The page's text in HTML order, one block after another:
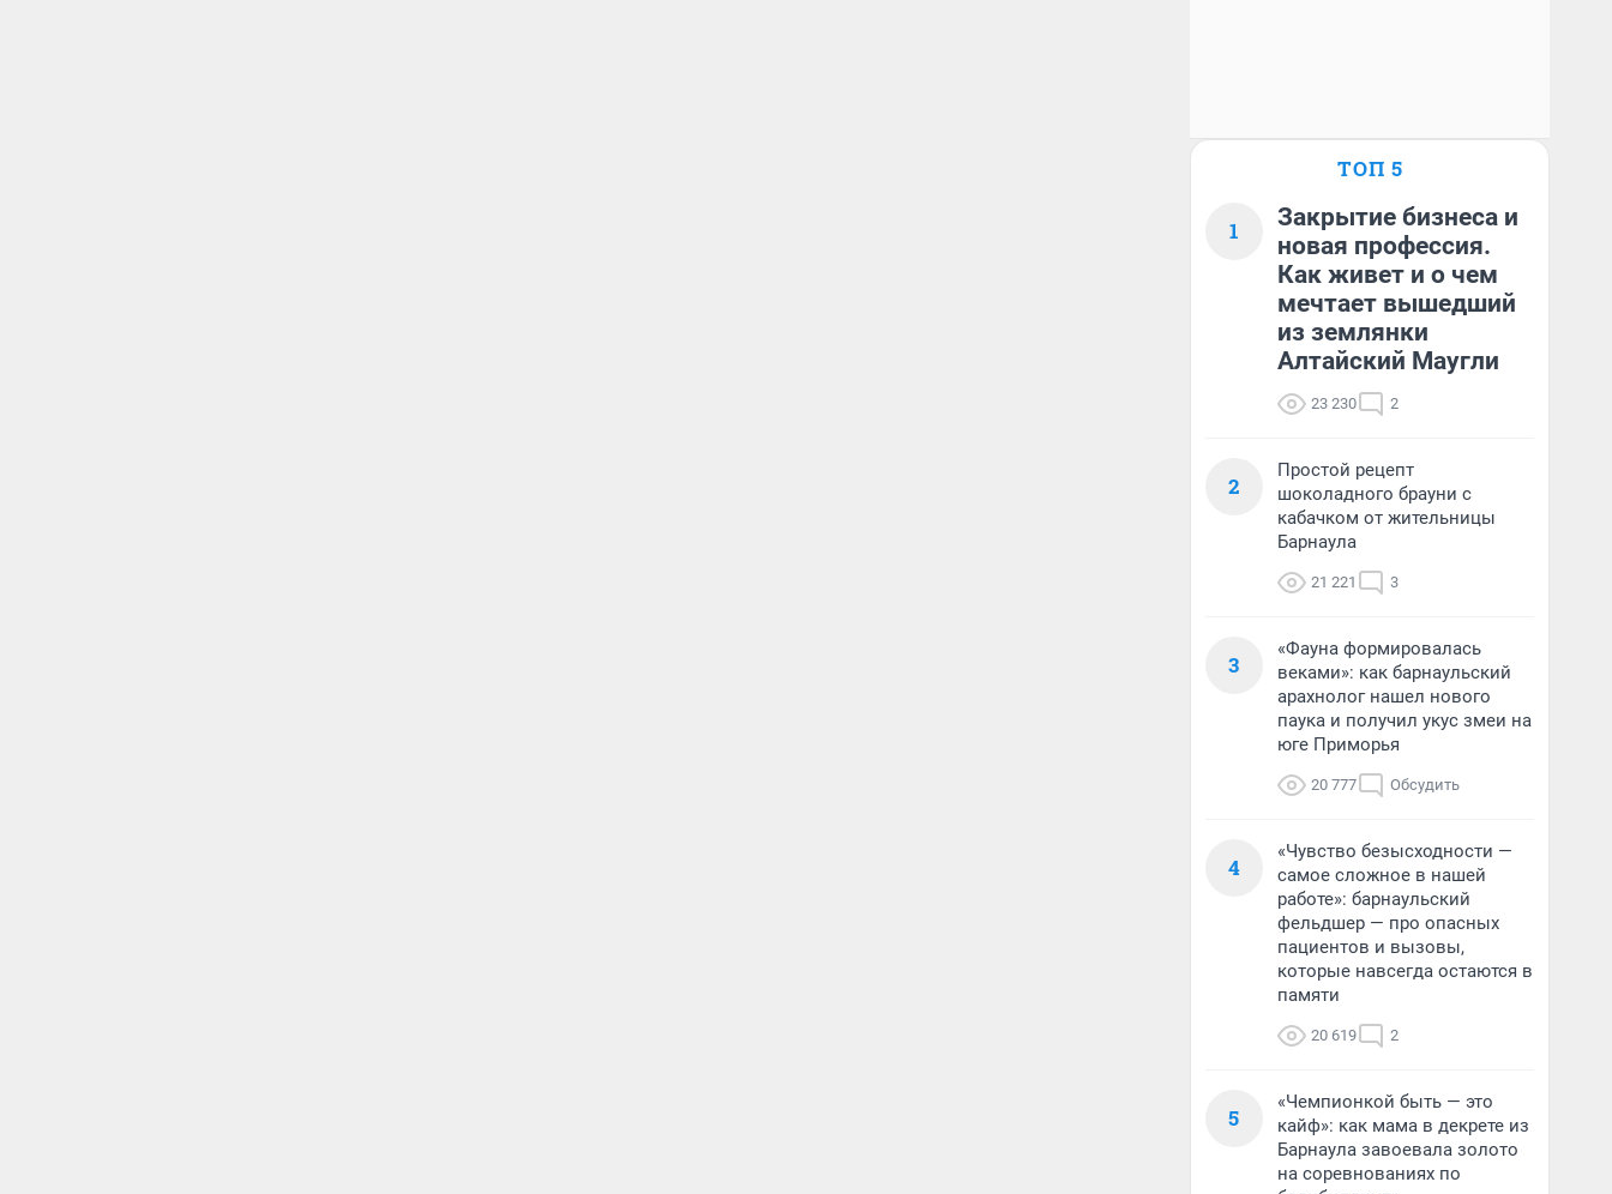
ТОП 5
1
Закрытие бизнеса и
новая профессия.
Как живет и о чем
мечтает вышедший
из землянки
Алтайский Маугли
23 230 2
2
Простой рецепт
шоколадного брауни с
кабачком от жительницы
Барнаула
21 221 3
3
«Фауна формировалась
веками»: как барнаульский
арахнолог нашел нового
паука и получил укус змеи на
юге Приморья
20 777 Обсудить
4
«Чувство безысходности —
самое сложное в нашей
работе»: барнаульский
фельдшер — про опасных
пациентов и вызовы,
которые навсегда остаются в
памяти
20 619 2
5
«Чемпионкой быть — это
кайф»: как мама в декрете из
Барнаула завоевала золото
на соревнованиях по